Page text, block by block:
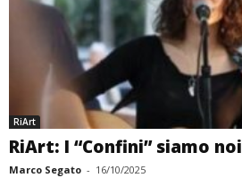
RiArt
RiArt: I “Confini” siamo noi
Marco Segato - 16/10/2025